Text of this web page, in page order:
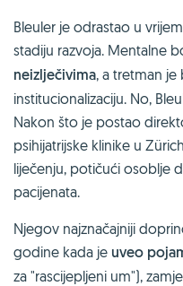
Bleuler je odrastao u
stadiju razvoja. Mentalne
neizlječivima, a tretman
institucionalizaciju. No,
Nakon što je postao
psihijatrijske klinike u
liječenju, potičući osoblje
pacijenata.
Njegov najznačajniji
godine kada je uveo
za "rascijepljeni um"),